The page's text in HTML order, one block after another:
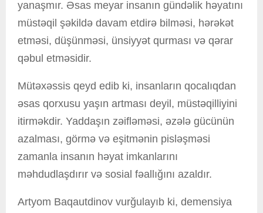
yanaşmır. Əsas meyar insanın gündəlik həyatını
müstəqil şəkildə davam etdirə bilməsi, hərəkət
etməsi, düşünməsi, ünsiyyət qurması və qərar
qəbul etməsidir.
Mütəxəssis qeyd edib ki, insanların qocalıqdan
əsas qorxusu yaşın artması deyil, müstəqilliyini
itirməkdir. Yaddaşın zəifləməsi, əzələ gücünün
azalması, görmə və eşitmənin pisləşməsi
zamanla insanın həyat imkanlarını
məhdudlaşdırır və sosial fəallığını azaldır.
Artyom Baqautdinov vurğulayıb ki, demensiya